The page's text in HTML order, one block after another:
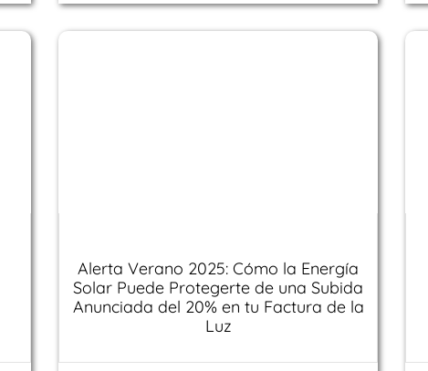
Alerta Verano 2025: Cómo la Energía
Solar Puede Protegerte de una Subida
Anunciada del 20% en tu Factura de la
Luz